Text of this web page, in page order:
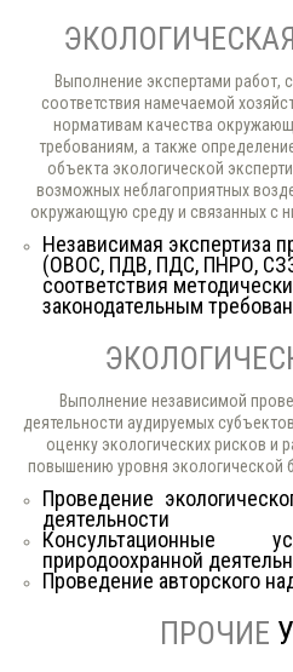
Выполнение экспертами работ,
соответствия намечаемой
нормативам качества
требованиям, а также
объекта экологической
возможных неблагоприятных
окружающую среду и связанных с
Независимая экспертиза
(ОВОС, ПДВ, ПДС, ПНРО,
соответствия
законодательным
Выполнение независимой
деятельности аудируемых
оценку экологических рисков и
повышению уровня экологической
Проведение
деятельности
природоохранной
Проведение авторского
ПРОЧИЕ